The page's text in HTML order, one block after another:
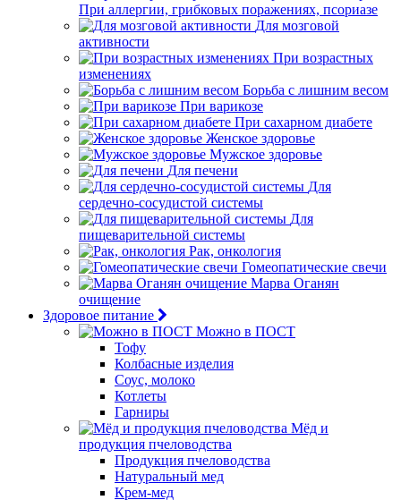
При аллергии, грибковых поражениях, псориазе
Для мозговой
активности
При возрастных
изменениях
Борьба с лишним весом
При варикозе
При сахарном диабете
Женское здоровье
Мужское здоровье
Для печени
Для
сердечно-сосудистой системы
Для
пищеварительной системы
Рак, онкология
Гомеопатические свечи
Марва Оганян
очищение
Здоровое питание
Можно в ПОСТ
Тофу
Колбасные изделия
Соус, молоко
Котлеты
Гарниры
Мёд и
продукция пчеловодства
Продукция пчеловодства
Натуральный мед
Крем-мед